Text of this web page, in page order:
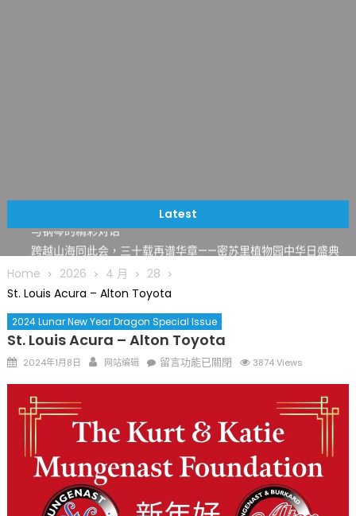
Latest
筝声与琴韵交汇：刘励(Li Statler)与钢琴家Darek演绎一场古筝
与钢琴的精彩对话
跨越山海同此会，三十载再谱华章——密苏里植物园中华日盛典
圆满举行
圣路易龙舟俱乐部5月16日龙舟体验日 邀请各界亲身体验划行乐
三十二载跨越时空的相逢
执掌密苏里植物园近四十年 致力推动全球植物多样性研究与中美
合作 Peter Raven 博士逝世 享年89岁
一晃三十年，初夏又相逢。中华日，等你来赴约 —— 密苏里植物
园“中华日三十周年特别报道（五）
筝声与琴韵交汇：刘励(Li Statler)与钢琴家Darek演绎一场古筝
与钢琴的精彩对话
Home 2026 4 月
28
St. Louis Acura – Alton Toyota
2024 Lunar New Year Dragon Special Issue
St. Louis Acura – Alton Toyota
Posted
2024年1月8日 Author
网站编辑
在
–
Alton
Toyota〉
留言功能已關閉 3874 Views